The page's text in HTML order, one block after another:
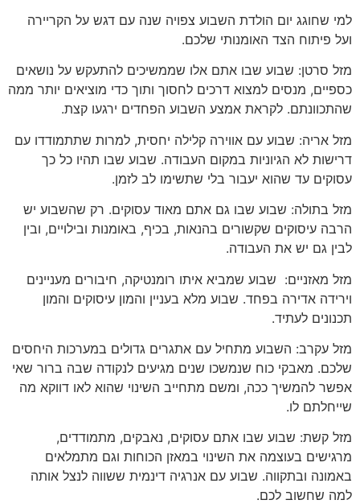
למי שחוגג יום הולדת השבוע צפויה שנה עם דגש על הקריירה
ועל פיתוח הצד האומנותי שלכם.
מזל סרטן: שבוע שבו אתם אלו שממשיכים להתעקש על נושאים
כספיים, מנסים למצוא דרכים לחסוך ותוך כדי מוציאים יותר ממה
שהתכוונתם. לקראת אמצע השבוע הפחדים ירגעו קצת.
מזל אריה: שבוע עם אווירה קלילה יחסית, למרות שתתמודדו עם
דרישות לא הגיוניות במקום העבודה. שבוע שבו תהיו כל כך
עסוקים עד שהוא יעבור בלי שתשימו לב לזמן.
מזל בתולה: שבוע שבו גם אתם מאוד עסוקים. רק שהשבוע יש
הרבה עיסוקים שקשורים בהנאות, בכיף, באומנות ובילויים, ובין
לבין גם יש את העבודה.
מזל מאזניים: שבוע שמביא איתו רומנטיקה, חיבורים מעניינים
וירידה אדירה בפחד. שבוע מלא בעניין והמון עיסוקים והמון
תכנונים לעתיד.
מזל עקרב: השבוע מתחיל עם אתגרים גדולים במערכות היחסים
שלכם. מאבקי כוח שנמשכו שנים מגיעים לנקודה שבה ברור שאי
אפשר להמשיך ככה, ומשם מתחייב השינוי שהוא לאו דווקא מה
שייחלתם לו.
מזל קשת: שבוע שבו אתם עסוקים, נאבקים, מתמודדים,
מרגישים בעוצמה את השינוי במאזן הכוחות וגם מתמלאים
באמונה ובתקווה. שבוע עם אנרגיה דינמית ששווה לנצל אותה
למה שחשוב לכם.